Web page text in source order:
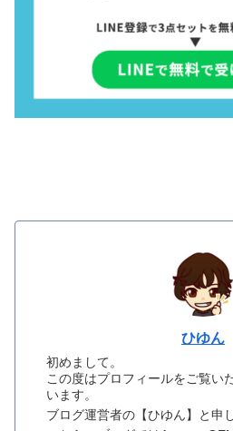
ひゆん
初めまして。
この度はプロフィールをご覧い
います。
ブログ運営者の【ひゆん】と申